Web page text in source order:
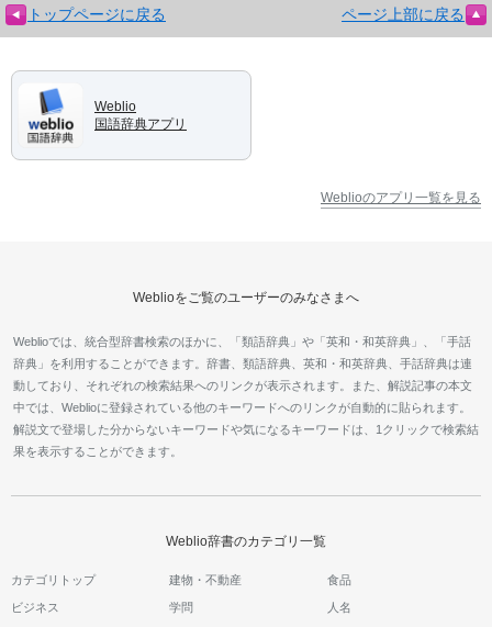
トップページに戻る ページ上部に戻る
Weblio
国語辞典アプリ
Weblioのアプリ一覧を見る
Weblioをご覧のユーザーのみなさまへ
Weblioでは、統合型辞書検索のほかに、「類語辞典」や「英和・和英辞典」、「手話
辞典」を利用することができます。辞書、類語辞典、英和・和英辞典、手話辞典は連
動しており、それぞれの検索結果へのリンクが表示されます。また、解説記事の本文
中では、Weblioに登録されている他のキーワードへのリンクが自動的に貼られます。
解説文で登場した分からないキーワードや気になるキーワードは、1クリックで検索結
果を表示することができます。
Weblio辞書のカテゴリ一覧
カテゴリトップ 建物・不動産 食品
ビジネス 学問 人名